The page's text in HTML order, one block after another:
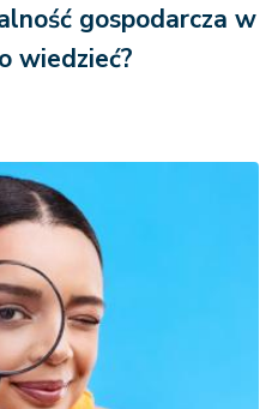
gospodarcza w
wiedzieć?